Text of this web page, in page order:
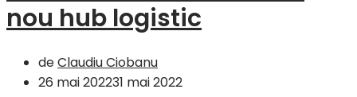
nou hub logistic
deClaudiu Ciobanu
26 mai 202231 mai 2022